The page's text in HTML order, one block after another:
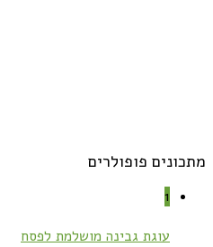
מתכונים פופולרים
1
עוגת גבינה מושלמת לפסח